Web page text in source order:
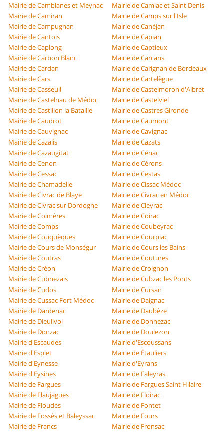
Mairie de Camblanes et Meynac
Mairie de Camiac et Saint Denis
Mairie de Camiran
Mairie de Camps sur l'Isle
Mairie de Campugnan
Mairie de Canéjan
Mairie de Cantois
Mairie de Capian
Mairie de Caplong
Mairie de Captieux
Mairie de Carbon Blanc
Mairie de Carcans
Mairie de Cardan
Mairie de Carignan de Bordeaux
Mairie de Cars
Mairie de Cartelègue
Mairie de Casseuil
Mairie de Castelmoron d'Albret
Mairie de Castelnau de Médoc
Mairie de Castelviel
Mairie de Castillon la Bataille
Mairie de Castres Gironde
Mairie de Caudrot
Mairie de Caumont
Mairie de Cauvignac
Mairie de Cavignac
Mairie de Cazalis
Mairie de Cazats
Mairie de Cazaugitat
Mairie de Cénac
Mairie de Cenon
Mairie de Cérons
Mairie de Cessac
Mairie de Cestas
Mairie de Chamadelle
Mairie de Cissac Médoc
Mairie de Civrac de Blaye
Mairie de Civrac en Médoc
Mairie de Civrac sur Dordogne
Mairie de Cleyrac
Mairie de Coimères
Mairie de Coirac
Mairie de Comps
Mairie de Coubeyrac
Mairie de Couquèques
Mairie de Courpiac
Mairie de Cours de Monségur
Mairie de Cours les Bains
Mairie de Coutras
Mairie de Coutures
Mairie de Créon
Mairie de Croignon
Mairie de Cubnezais
Mairie de Cubzac les Ponts
Mairie de Cudos
Mairie de Cursan
Mairie de Cussac Fort Médoc
Mairie de Daignac
Mairie de Dardenac
Mairie de Daubèze
Mairie de Dieulivol
Mairie de Donnezac
Mairie de Donzac
Mairie de Doulezon
Mairie d'Escaudes
Mairie d'Escoussans
Mairie d'Espiet
Mairie de Étauliers
Mairie d'Eynesse
Mairie d'Eyrans
Mairie d'Eysines
Mairie de Faleyras
Mairie de Fargues
Mairie de Fargues Saint Hilaire
Mairie de Flaujagues
Mairie de Floirac
Mairie de Floudès
Mairie de Fontet
Mairie de Fossès et Baleyssac
Mairie de Fours
Mairie de Francs
Mairie de Fronsac